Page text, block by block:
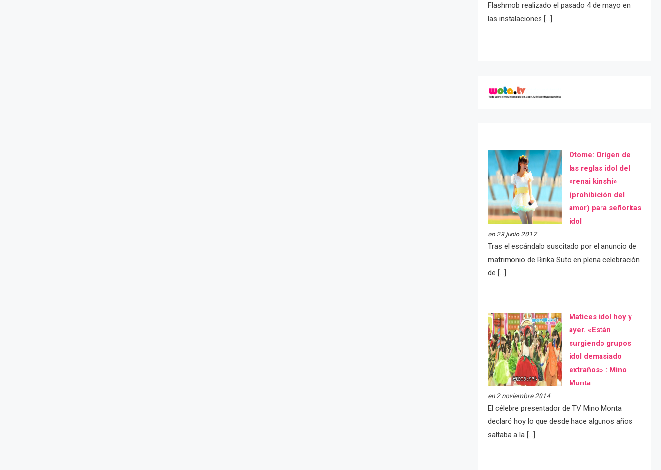
Flashmob realizado el pasado 4 de mayo en
las instalaciones […]
Otome: Orígen de
las reglas idol del
«renai kinshi»
(prohibición del
amor) para señoritas
idol
en 23 junio 2017
Tras el escándalo suscitado por el anuncio de
matrimonio de Ririka Suto en plena celebración
de […]
Matices idol hoy y
ayer. «Están
surgiendo grupos
idol demasiado
extraños» : Mino
Monta
en 2 noviembre 2014
El célebre presentador de TV Mino Monta
declaró hoy lo que desde hace algunos años
saltaba a la […]